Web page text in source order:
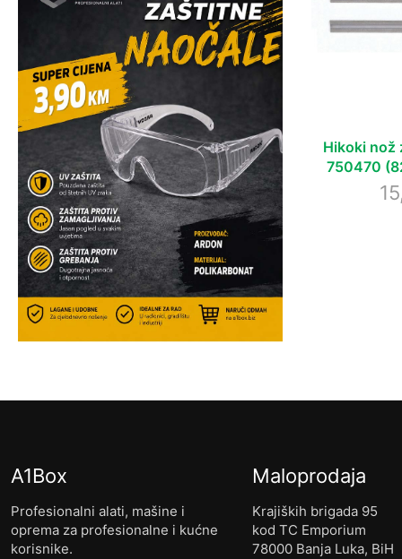
Hikoki nož
750470
A1Box
Profesionalni alati, mašine i
oprema za profesionalne i kućne
korisnike.
Maloprodaja
Krajiških brigada 95
kod TC Emporium
78000 Banja Luka, BiH